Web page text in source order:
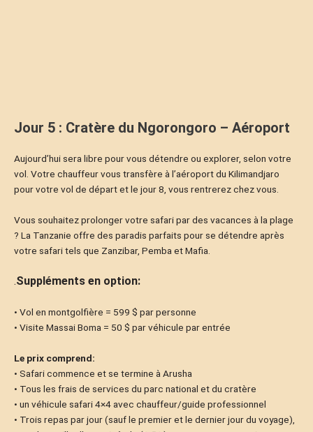
Jour 5 : Cratère du Ngorongoro – Aéroport
Aujourd’hui sera libre pour vous détendre ou explorer, selon votre
vol. Votre chauffeur vous transfère à l’aéroport du Kilimandjaro
pour votre vol de départ et le jour 8, vous rentrerez chez vous.
Vous souhaitez prolonger votre safari par des vacances à la plage
? La Tanzanie offre des paradis parfaits pour se détendre après
votre safari tels que Zanzibar, Pemba et Mafia.
.Suppléments en option:
• Vol en montgolfière = 599 $ par personne
• Visite Massai Boma = 50 $ par véhicule par entrée
Le prix comprend:​
• Safari commence et se termine à Arusha
• Tous les frais de services du parc national et du cratère
• un véhicule safari 4×4 avec chauffeur/guide professionnel
• Trois repas par jour (sauf le premier et le dernier jour du voyage),